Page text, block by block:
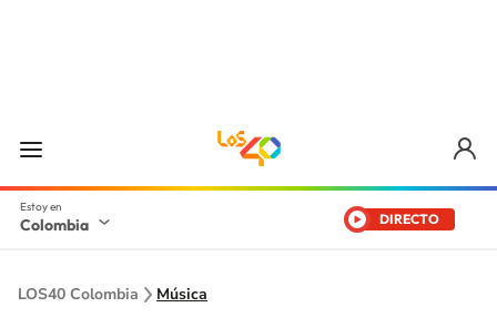
Colombia DIRECTO
LOS40 Colombia Música